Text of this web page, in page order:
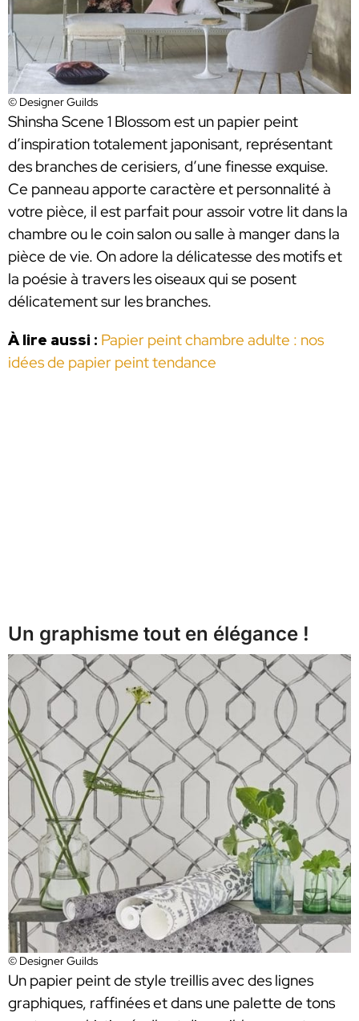
© Designer Guilds
Shinsha Scene 1 Blossom est un papier peint
d’inspiration totalement japonisant, représentant
des branches de cerisiers, d’une finesse exquise.
Ce panneau apporte caractère et personnalité à
votre pièce, il est parfait pour assoir votre lit dans la
chambre ou le coin salon ou salle à manger dans la
pièce de vie. On adore la délicatesse des motifs et
la poésie à travers les oiseaux qui se posent
délicatement sur les branches.
À lire aussi : Papier peint chambre adulte : nos
idées de papier peint tendance
Un graphisme tout en élégance !
© Designer Guilds
Un papier peint de style treillis avec des lignes
graphiques, raffinées et dans une palette de tons